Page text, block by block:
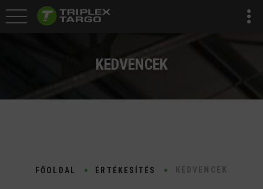
KEDVENCEK
FŐOLDAL ÉRTÉKESÍTÉS KEDVENCEK